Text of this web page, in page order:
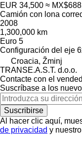
EUR 34,500 ≈
Camión con lona
2008
1,300,000 km
Euro 5
Configuración del eje
Croacia, Žminj
TRANSE.A.S.T. d.o.o.
Contacte con el
Suscríbase a los
Suscribirse
Al hacer clic aquí,
de privacidad y nuestro